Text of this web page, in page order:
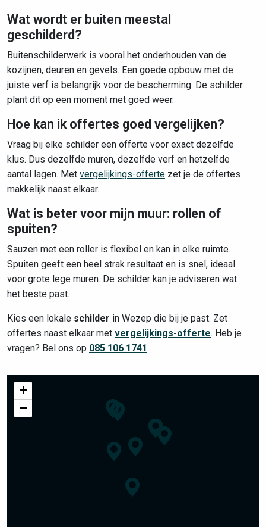
Wat wordt er buiten meestal
geschilderd?
Buitenschilderwerk is vooral het onderhouden van de
kozijnen, deuren en gevels. Een goede opbouw met de
juiste verf is belangrijk voor de bescherming. De schilder
plant dit op een moment met goed weer.
Hoe kan ik offertes goed vergelijken?
Vraag bij elke schilder een offerte voor exact dezelfde
klus. Dus dezelfde muren, dezelfde verf en hetzelfde
aantal lagen. Met vergelijkings-offerte zet je de offertes
makkelijk naast elkaar.
Wat is beter voor mijn muur: rollen of
spuiten?
Sauzen met een roller is flexibel en kan in elke ruimte.
Spuiten geeft een heel strak resultaat en is snel, ideaal
voor grote lege muren. De schilder kan je adviseren wat
het beste past.
Kies een lokale schilder in Wezep die bij je past. Zet
offertes naast elkaar met vergelijkings-offerte. Heb je
vragen? Bel ons op 085 106 1741.
+
−